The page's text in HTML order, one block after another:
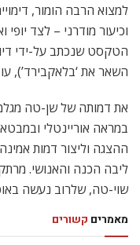
למצוא הרבה הומור,
וכיעור מודרני – לצד
הטקסט שנכתב על-ידי
השאר את ‘בלאקבירד’),
את דמותה של שן-טה
במראה אוריינטלי
ההצגה וליצור דמות
ליבה הכנה והאנושי.
שוי-טה, שלרוב נעשה
מאמרים קשורים